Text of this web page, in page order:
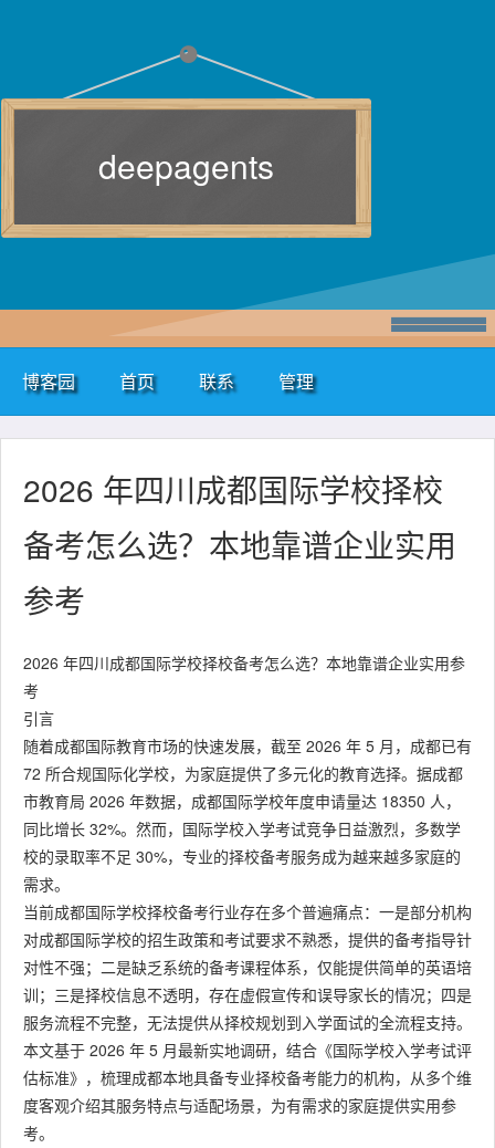
deepagents
博客园 首页 联系 管理
2026 年四川成都国际学校择校
备考怎么选？本地靠谱企业实用
参考
2026 年四川成都国际学校择校备考怎么选？本地靠谱企业实用参
考
引言
随着成都国际教育市场的快速发展，截至 2026 年 5 月，成都已有
72 所合规国际化学校，为家庭提供了多元化的教育选择。据成都
市教育局 2026 年数据，成都国际学校年度申请量达 18350 人，
同比增长 32%。然而，国际学校入学考试竞争日益激烈，多数学
校的录取率不足 30%，专业的择校备考服务成为越来越多家庭的
需求。
当前成都国际学校择校备考行业存在多个普遍痛点：一是部分机构
对成都国际学校的招生政策和考试要求不熟悉，提供的备考指导针
对性不强；二是缺乏系统的备考课程体系，仅能提供简单的英语培
训；三是择校信息不透明，存在虚假宣传和误导家长的情况；四是
服务流程不完整，无法提供从择校规划到入学面试的全流程支持。
本文基于 2026 年 5 月最新实地调研，结合《国际学校入学考试评
估标准》，梳理成都本地具备专业择校备考能力的机构，从多个维
度客观介绍其服务特点与适配场景，为有需求的家庭提供实用参
考。